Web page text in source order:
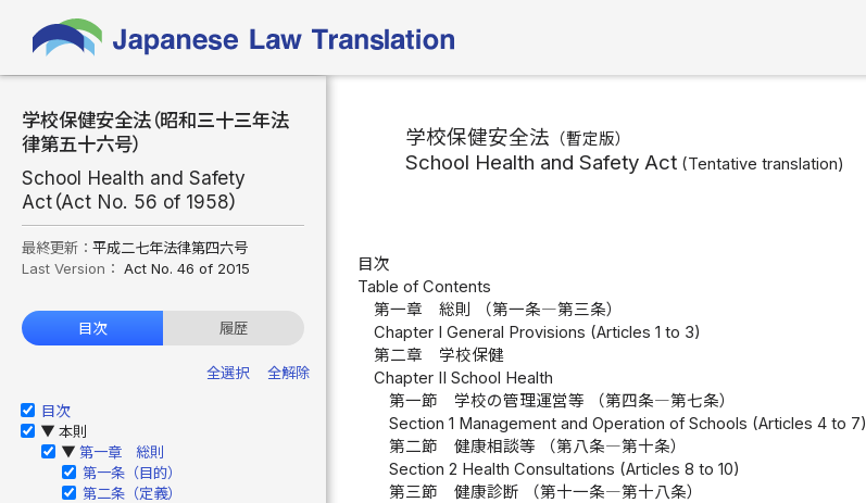
学校保健安全法（昭和三十三年法
律第五十六号）
School Health and Safety
Act（Act No. 56 of 1958）
最終更新： 平成二七年法律第四六号
Last Version： Act No. 46 of 2015
目次 履歴
全選択 全解除
目次
▶ 本則
▶ 第一章 総則
第一条（目的）
第二条（定義）
学校保健安全法 （暫定版）
School Health and Safety Act (Tentative translation)
目次
Table of Contents
第一章 総則 （第一条―第三条）
Chapter I General Provisions (Articles 1 to 3)
第二章 学校保健
Chapter II School Health
第一節 学校の管理運営等 （第四条―第七条）
Section 1 Management and Operation of Schools (Articles 4 to 7)
第二節 健康相談等 （第八条―第十条）
Section 2 Health Consultations (Articles 8 to 10)
第三節 健康診断 （第十一条―第十八条）